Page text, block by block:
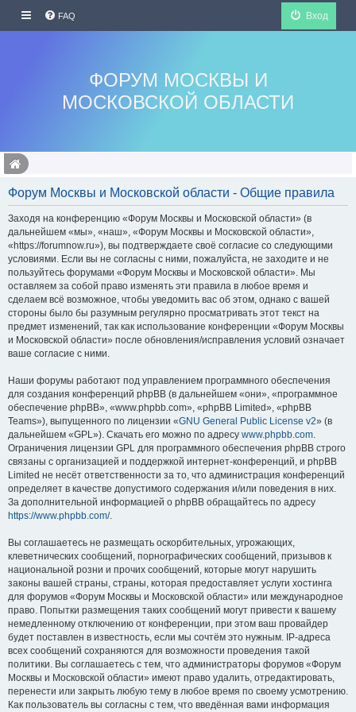
FAQ Вход
ФОРУМ МОСКВЫ И
МОСКОВСКОЙ ОБЛАСТИ
Форум Москвы и Московской области - Общие правила
Заходя на конференцию «Форум Москвы и Московской области» (в
дальнейшем «мы», «наш», «Форум Москвы и Московской области»,
«https://forumnow.ru»), вы подтверждаете своё согласие со следующими
условиями. Если вы не согласны с ними, пожалуйста, не заходите и не
пользуйтесь форумами «Форум Москвы и Московской области». Мы
оставляем за собой право изменять эти правила в любое время и
сделаем всё возможное, чтобы уведомить вас об этом, однако с вашей
стороны было бы разумным регулярно просматривать этот текст на
предмет изменений, так как использование конференции «Форум Москвы
и Московской области» после обновления/исправления условий означает
ваше согласие с ними.
Наши форумы работают под управлением программного обеспечения
для создания конференций phpBB (в дальнейшем «они», «программное
обеспечение phpBB», «www.phpbb.com», «phpBB Limited», «phpBB
Teams»), выпущенного по лицензии «GNU General Public License v2» (в
дальнейшем «GPL»). Скачать его можно по адресу www.phpbb.com.
Ограничения лицензии GPL для программного обеспечения phpBB строго
связаны с организацией и поддержкой интернет-конференций, и phpBB
Limited не несёт ответственности за то, что администрация конференций
определяет в качестве допустимого содержания и/или поведения в них.
За дополнительной информацией о phpBB обращайтесь по адресу
https://www.phpbb.com/.
Вы соглашаетесь не размещать оскорбительных, угрожающих,
клеветнических сообщений, порнографических сообщений, призывов к
национальной розни и прочих сообщений, которые могут нарушить
законы вашей страны, страны, которая предоставляет услуги хостинга
для форумов «Форум Москвы и Московской области» или международное
право. Попытки размещения таких сообщений могут привести к вашему
немедленному отключению от конференции, при этом ваш провайдер
будет поставлен в известность, если мы сочтём это нужным. IP-адреса
всех сообщений сохраняются для возможности проведения такой
политики. Вы соглашаетесь с тем, что администраторы форумов «Форум
Москвы и Московской области» имеют право удалить, отредактировать,
перенести или закрыть любую тему в любое время по своему усмотрению.
Как пользователь вы согласны с тем, что введённая вами информация